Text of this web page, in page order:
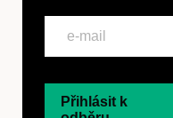
Přihlásit k